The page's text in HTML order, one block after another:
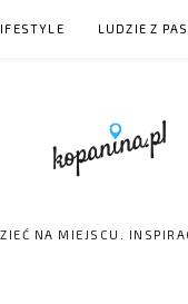
LUDZIE Z
NA MIEJSCU.